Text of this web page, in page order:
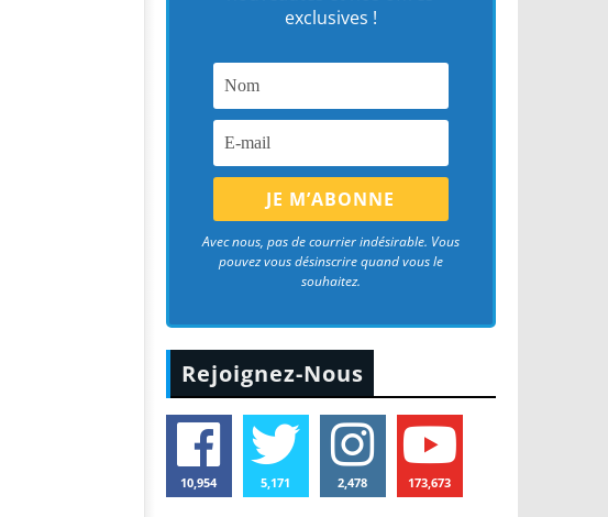
exclusives !
Avec nous, pas de courrier indésirable. Vous
pouvez vous désinscrire quand vous le
souhaitez.
Rejoignez-Nous
10,954 5,171 2,478 173,673